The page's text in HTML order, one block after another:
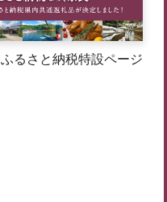
ふるさと納税特設ページ